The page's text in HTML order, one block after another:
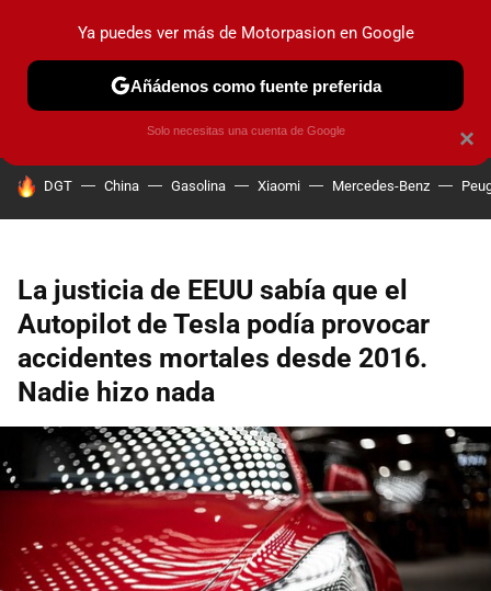
PRUEBAS COCHES ELÉCTRICOS OBSERVATORIO
HOY SE HABLA DE
DGT China Gasolina Xiaomi Mercedes-Benz
La justicia de EEUU sabía que el
Autopilot de Tesla podía provocar
accidentes mortales desde 2016.
Nadie hizo nada
×
Ya puedes ver más de Motorpasion en Google
Añádenos como fuente preferida
Solo necesitas una cuenta de Google